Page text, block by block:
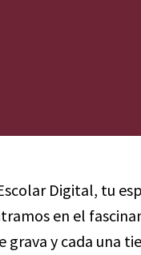
Digital, tu
en el
y cada una